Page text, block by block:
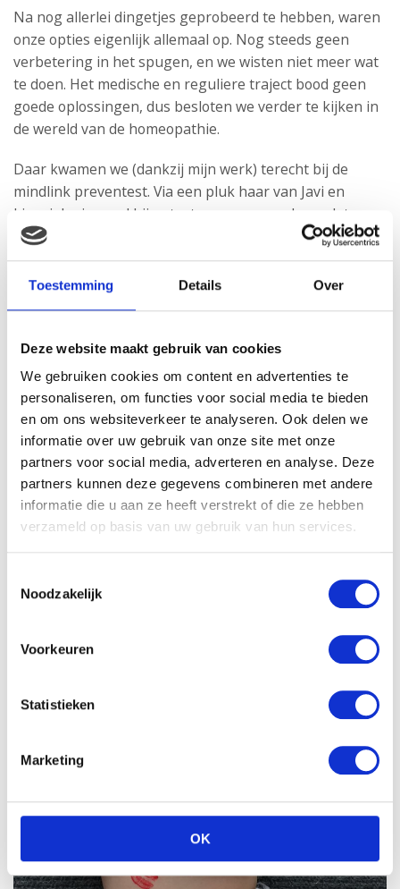
Toestemming Details Over
Deze website maakt gebruik van cookies
We gebruiken cookies om content en advertenties te
personaliseren, om functies voor social media te bieden
en om ons websiteverkeer te analyseren. Ook delen we
informatie over uw gebruik van onze site met onze
partners voor social media, adverteren en analyse. Deze
partners kunnen deze gegevens combineren met andere
informatie die u aan ze heeft verstrekt of die ze hebben
verzameld op basis van uw gebruik van hun services.
Noodzakelijk
Voorkeuren
Statistieken
Marketing
OK
Na nog allerlei dingetjes geprobeerd te hebben, waren
onze opties eigenlijk allemaal op. Nog steeds geen
verbetering in het spugen, en we wisten niet meer wat
te doen. Het medische en reguliere traject bood geen
goede oplossingen, dus besloten we verder te kijken in
de wereld van de homeopathie.
Daar kwamen we (dankzij mijn werk) terecht bij de
mindlink preventest. Via een pluk haar van Javi en
kinesiologie werd hij getest, en een paar dagen later
werd deze test met mij besproken. Uit de test kwam, dat
Javi’s eerst nekwervel (de atlas) scheef stond, door de
snelle bevalling, en dat hij koemelk intolerant was. We
met koemelk. En om een lang verhaal kort te maken,
heb ik uiteindelijk besloten, omdat mijn borstvoeding
echt echt heel veel energie kostte, over te stappen op
kunstvoeding. (uiteindelijk toch 5.5 maand borstvoeding
gegeven). In overleg met huisarts, die gelukkig wel mee
wilde denken, de Pepti aangeschaft. Ook meteen een
afspraak gemaakt met een atlas therapeute om de